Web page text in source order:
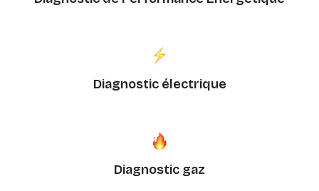
Diagnostic électrique
Diagnostic gaz